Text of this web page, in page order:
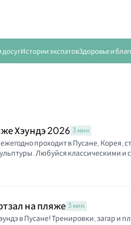
досугИстории экспатовЗдоровье и
Хэундэ 2026 3 мин
проходит в Пусане, Корея,
Любуйся классическими
на пляже 3 мин
в Пусане! Тренировки, загар и